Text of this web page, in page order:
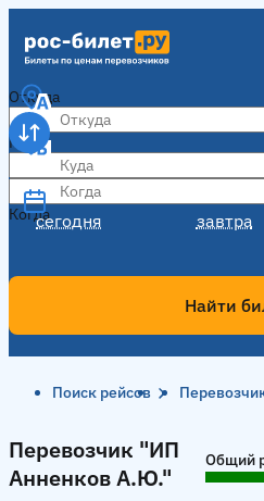
Откуда
Куда
Когда
сегодня завтра
Когда
Найти
Поиск рейсов
Перевозчик "ИП
Перевозчик "ИП
Анненков А.Ю."
Общий